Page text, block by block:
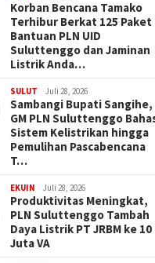
Korban Bencana Tamako
Terhibur Berkat 125 Paket
Bantuan PLN UID
Suluttenggo dan Jaminan
Listrik Anda…
SULUT Juli 28, 2026
Sambangi Bupati Sangihe,
GM PLN Suluttenggo
Sistem Kelistrikan hingga
Pemulihan Pascabencana
T…
EKUIN Juli 28, 2026
Produktivitas Meningkat,
PLN Suluttenggo Tambah
Daya Listrik PT JRBM ke 10
Juta VA